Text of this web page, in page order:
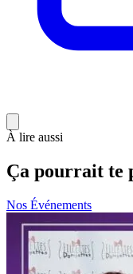
À lire aussi
Ça pourrait te
Nos Événements